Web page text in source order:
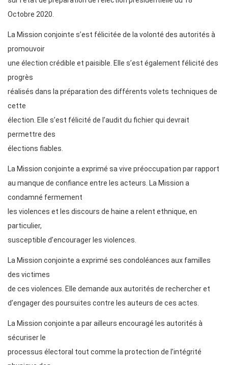
Octobre 2020.
La Mission conjointe s’est félicitée de la volonté des autorités à
promouvoir
une élection crédible et paisible. Elle s’est également félicité des
progrès
réalisés dans la préparation des différents volets techniques de
cette
élection. Elle s’est félicité de l’audit du fichier qui devrait
permettre des
élections fiables.
La Mission conjointe a exprimé sa vive préoccupation par rapport
au manque de confiance entre les acteurs. La Mission a
condamné fermement
les violences et les discours de haine a relent ethnique, en
particulier,
susceptible d’encourager les violences.
La Mission conjointe a exprimé ses condoléances aux familles
des victimes
de ces violences. Elle demande aux autorités de rechercher et
d’engager des poursuites contre les auteurs de ces actes.
La Mission conjointe a par ailleurs encouragé les autorités à
sécuriser le
processus électoral tout comme la protection de l’intégrité